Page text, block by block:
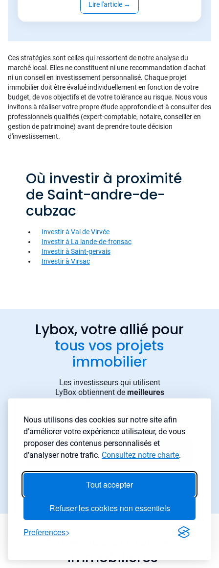
Nous utilisons des cookies sur notre site afin
d’améliorer votre expérience utilisateur, de vous
proposer des contenus personnalisés et
d’analyser notre trafic. Consultez notre charte.
Tout accepter
Refuser les cookies non essentiels
Preferences
Lire l'article →
Ces stratégies sont celles qui ressortent de notre analyse du
marché local. Elles ne constituent ni une recommandation d'achat
ni un conseil en investissement personnalisé. Chaque projet
immobilier doit être évalué individuellement en fonction de votre
budget, de vos objectifs et de votre tolérance au risque. Nous vous
invitons à réaliser votre propre étude approfondie et à consulter des
professionnels qualifiés (expert-comptable, notaire, conseiller en
gestion de patrimoine) avant de prendre toute décision
d'investissement.
Où investir à proximité
de Saint-andre-de-
cubzac
Investir à Val de Virvée
Investir à La lande-de-fronsac
Investir à Saint-gervais
Investir à Virsac
Lybox, votre allié pour
tous vos projets
immobilier
Les investisseurs qui utilisent
LyBox obtiennent de meilleures
Démarrer gratuitement→
Aucune carte requise
Filtrez les annonces
immobilières